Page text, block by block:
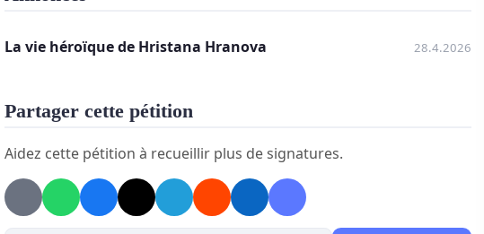
monde au moins 3462 bébés -, une héroïque et pionnière
La vie héroïque de Hristana Hranova 28.4.2026
Partager cette pétition
Aidez cette pétition à recueillir plus de signatures.